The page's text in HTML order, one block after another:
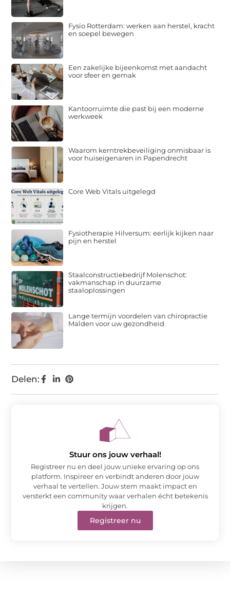
Delen:
Fysio Rotterdam: werken aan herstel, kracht
en soepel bewegen
Een zakelijke bijeenkomst met aandacht
voor sfeer en gemak
Kantoorruimte die past bij een moderne
werkweek
Waarom kerntrekbeveiliging onmisbaar is
voor huiseigenaren in Papendrecht
Core Web Vitals uitgelegd
Fysiotherapie Hilversum: eerlijk kijken naar
pijn en herstel
Staalconstructiebedrijf Molenschot:
vakmanschap in duurzame
staaloplossingen
Lange termijn voordelen van chiropractie
Malden voor uw gezondheid
Stuur ons jouw verhaal!
Registreer nu en deel jouw unieke ervaring op ons
platform. Inspireer en verbindt anderen door jouw
verhaal te vertellen. Jouw stem maakt impact en
versterkt een community waar verhalen écht betekenis
krijgen.
Registreer nu